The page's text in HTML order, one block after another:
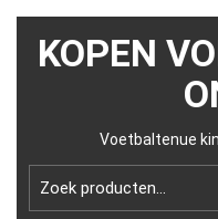
KOPEN
Voetbaltenue